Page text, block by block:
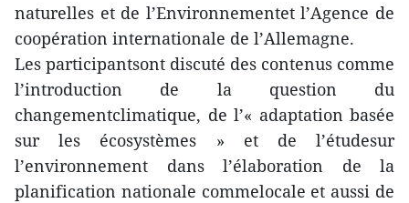
naturelles et de l’Environnementet l’Agence de
coopération internationale de l’Allemagne.
Les participantsont discuté des contenus comme
l’introduction de la question du
changementclimatique, de l’« adaptation basée
sur les écosystèmes » et de l’étudesur
l’environnement dans l’élaboration de la
planification nationale commelocale et aussi de